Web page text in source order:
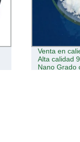
Venta en
Alta calidad
Nano Grado